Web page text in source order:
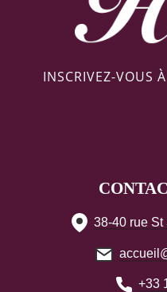
38-40 rue
+33
INSCRIVEZ-VOUS